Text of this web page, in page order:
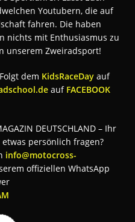
Youtubern, die auf
fahren. Die haben
nichts mit Enthusiasmus zu
unserem Zweiradsport!
dem KidsRaceDay auf
auf FACEBOOK
DEUTSCHLAND – Ihr
persönlich fragen?
info@motocross-
offiziellen WhatsApp